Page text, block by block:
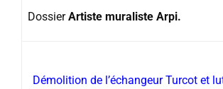
DossierArtiste muraliste Arpi.
Démolition de l’échangeur Turcot et